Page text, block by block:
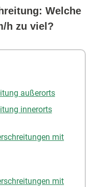
Welche
h zu viel?
außerorts
innerorts
mit
mit